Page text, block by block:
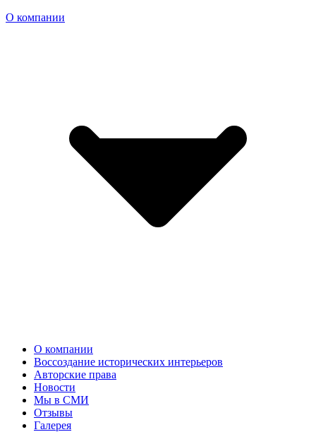
О компании
О компании
Воссоздание исторических интерьеров
Авторские права
Новости
Мы в СМИ
Отзывы
Галерея